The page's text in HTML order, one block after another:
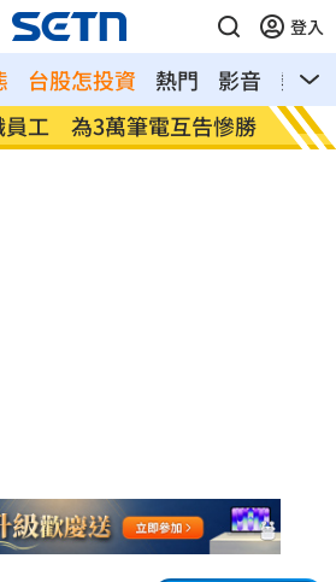
登入
台股怎投資 熱門 影音
熱搜
如末日 網驚：聖經十災
慈濟
勸